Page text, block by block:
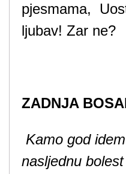
pjesmama,
ljubav! Zar ne?
ZADNJA
Kamo god
nasljednu bolest